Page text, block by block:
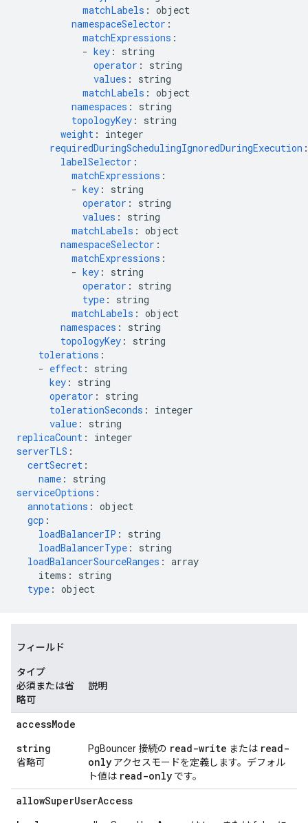
matchLabels : object
namespaceSelector :
matchExpressions :
- key :
string
operator :
string
values :
string
matchLabels : object
namespaces :
string
topologyKey :
string
weight :
integer
requiredDuringSchedulingIgnoredDuringExecution :
labelSelector :
matchExpressions :
- key :
string
operator :
string
values :
string
matchLabels : object
namespaceSelector :
matchExpressions :
- key :
string
operator :
string
type :
string
matchLabels : object
namespaces :
string
topologyKey :
string
tolerations :
- effect :
string
key :
string
operator :
string
tolerationSeconds :
integer
value :
string
replicaCount :
integer
serverTLS :
certSecret :
name :
string
serviceOptions :
annotations : object
gcp :
loadBalancerIP :
string
loadBalancerType :
string
loadBalancerSourceRanges : array
items :
string
type : object
フィールド
タイプ
必須または省
略可
説明
accessMode
string
省略可
PgBouncer 接続の read-write または read-
only アクセスモードを定義します。デフォル
ト値は read-only です。
allowSuperUserAccess